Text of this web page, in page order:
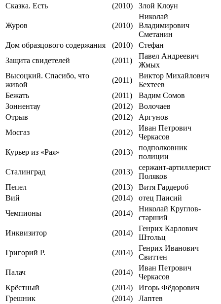
Сказка. Есть
(2010) Злой Клоун
Журов (2010)
Николай
Владимирович
Сметанин
Дом образцового содержания
(2010)
Стефан
Защита свидетелей
(2011)
Павел Андреевич
Жмых
Высоцкий. Спасибо, что
живой
(2011)
Виктор Михайлович
Бехтеев
Бежать
(2011)
Вадим Сомов
Зоннентау
(2012)
Волочаев
Отрыв
(2012)
Аргунов
Мосгаз
(2012)
Иван Петрович
Черкасов
Курьер из «Рая»
(2013)
подполковник
полиции
Сталинград
(2013)
сержант-артиллерист
Поляков
Пепел
(2013)
Витя Гардероб
Вий
(2014)
отец Паисий
Чемпионы
(2014)
Николай Круглов-
старший
Инквизитор
(2014)
Генрих Карлович
Штольц
Григорий Р.
(2014)
Генрих Иванович
Свиттен
Палач
(2014)
Иван Петрович
Черкасов
Крёстный
(2014)
Игорь Фёдорович
Грешник
(2014)
Лаптев